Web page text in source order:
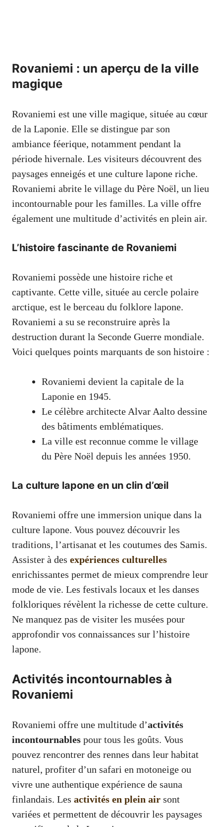
Rovaniemi : un aperçu de la ville
magique
Rovaniemi est une ville magique, située au cœur
de la Laponie. Elle se distingue par son
ambiance féerique, notamment pendant la
période hivernale. Les visiteurs découvrent des
paysages enneigés et une culture lapone riche.
Rovaniemi abrite le village du Père Noël, un lieu
incontournable pour les familles. La ville offre
également une multitude d’activités en plein air.
L’histoire fascinante de Rovaniemi
Rovaniemi possède une histoire riche et
captivante. Cette ville, située au cercle polaire
arctique, est le berceau du folklore lapone.
Rovaniemi a su se reconstruire après la
destruction durant la Seconde Guerre mondiale.
Voici quelques points marquants de son histoire :
Rovaniemi devient la capitale de la
Laponie en 1945.
Le célèbre architecte Alvar Aalto dessine
des bâtiments emblématiques.
La ville est reconnue comme le village
du Père Noël depuis les années 1950.
La culture lapone en un clin d’œil
Rovaniemi offre une immersion unique dans la
culture lapone. Vous pouvez découvrir les
traditions, l’artisanat et les coutumes des Samis.
Assister à des expériences culturelles
enrichissantes permet de mieux comprendre leur
mode de vie. Les festivals locaux et les danses
folkloriques révèlent la richesse de cette culture.
Ne manquez pas de visiter les musées pour
approfondir vos connaissances sur l’histoire
lapone.
Activités incontournables à
Rovaniemi
Rovaniemi offre une multitude d’activités
incontournables pour tous les goûts. Vous
pouvez rencontrer des rennes dans leur habitat
naturel, profiter d’un safari en motoneige ou
vivre une authentique expérience de sauna
finlandais. Les activités en plein air sont
variées et permettent de découvrir les paysages